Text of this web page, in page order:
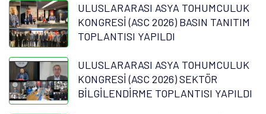
ULUSLARARASI ASYA TOHUMCULUK
KONGRESİ (ASC 2026) BASIN TANITIM
TOPLANTISI YAPILDI
ULUSLARARASI ASYA TOHUMCULUK
KONGRESİ (ASC 2026) SEKTÖR
BİLGİLENDİRME TOPLANTISI YAPILDI